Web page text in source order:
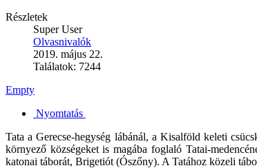
Részletek
Super User
Olvasnivalók
2019. május 22.
Találatok: 7244
Empty
Nyomtatás
Tata a Gerecse-hegység lábánál, a Kisalföld keleti
környező községeket is magába foglaló Tatai-
katonai táborát, Brigetiót (Ószőny). A Tatához közeli